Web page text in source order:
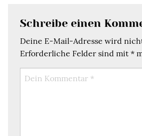
Schreibe einen
Deine E-Mail-Adresse wird
Erforderliche Felder sind mit *